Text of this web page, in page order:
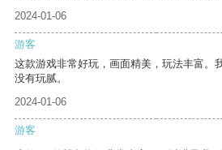
2024-01-06
游客
这款游戏非常好玩，画面精美，玩法丰富。
没有玩腻。
2024-01-06
游客